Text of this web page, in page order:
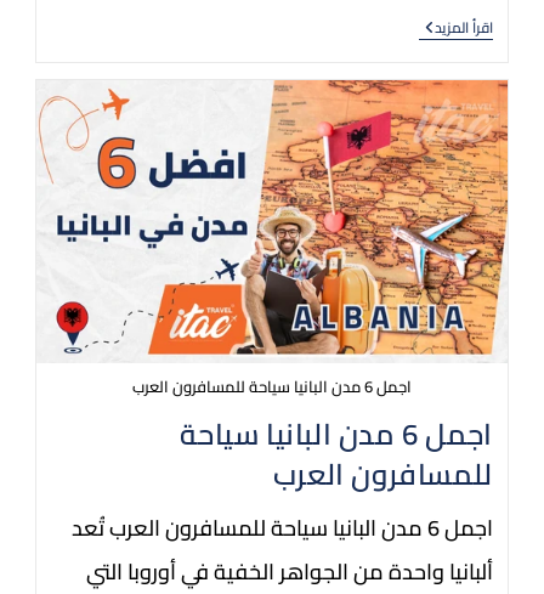
اقرأ المزيد
اجمل 6 مدن البانيا سياحة للمسافرون العرب
اجمل 6 مدن البانيا سياحة
للمسافرون العرب
اجمل 6 مدن البانيا سياحة للمسافرون العرب تُعد
ألبانيا واحدة من الجواهر الخفية في أوروبا التي